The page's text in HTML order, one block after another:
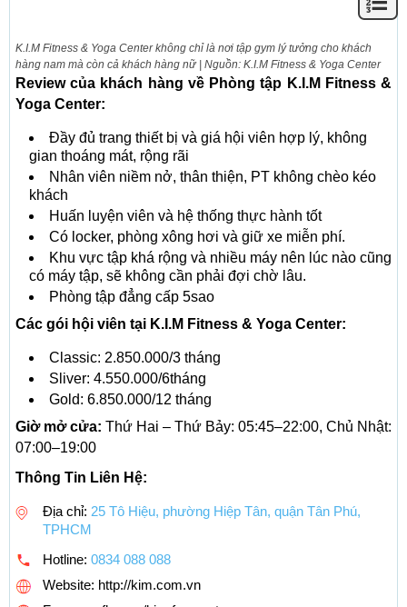
K.I.M Fitness & Yoga Center không chỉ là nơi tập gym lý tưởng cho khách
hàng nam mà còn cả khách hàng nữ | Nguồn: K.I.M Fitness & Yoga Center
Review của khách hàng về Phòng tập K.I.M Fitness &
Yoga Center:
Đầy đủ trang thiết bị và giá hội viên hợp lý, không
gian thoáng mát, rộng rãi
Nhân viên niềm nở, thân thiện, PT không chèo kéo
khách
Huấn luyện viên và hệ thống thực hành tốt
Có locker, phòng xông hơi và giữ xe miễn phí.
Khu vực tập khá rộng và nhiều máy nên lúc nào cũng
có máy tập, sẽ không cần phải đợi chờ lâu.
Phòng tập đẳng cấp 5sao
Các gói hội viên tại K.I.M Fitness & Yoga Center:
Classic: 2.850.000/3 tháng
Sliver: 4.550.000/6tháng
Gold: 6.850.000/12 tháng
Giờ mở cửa: Thứ Hai – Thứ Bảy: 05:45–22:00, Chủ Nhật:
07:00–19:00
Thông Tin Liên Hệ:
Địa chỉ: 25 Tô Hiệu, phường Hiệp Tân, quận Tân Phú,
TPHCM
Hotline: 0834 088 088
Website: http://kim.com.vn